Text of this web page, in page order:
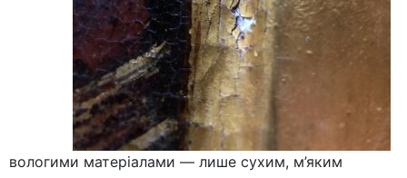
вологими матеріалами — лише сухим, м’яким